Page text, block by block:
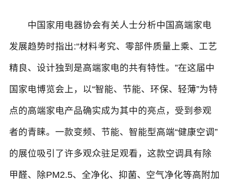
中国家用电器协会有关人士分析中国高端家电
发展趋势时指出:“材料考究、零部件质量上乘、工艺
精良、设计独到是高端家电的共有特性。”在这届中
国家电博览会上，以“智能、节能、环保、轻薄”为特
点的高端家电产品确实成为其中的亮点，受到参观
者的青睐。一款变频、节能、智能型高端“健康空调”
的展位吸引了许多观众驻足观看，这款空调具有除
甲醛、除PM2.5、全净化、抑菌、空气净化等高附加